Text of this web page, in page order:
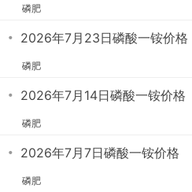
磷肥
・ 2026年7月23日磷酸一铵价格
磷肥
・ 2026年7月14日磷酸一铵价格
磷肥
・ 2026年7月7日磷酸一铵价格
磷肥